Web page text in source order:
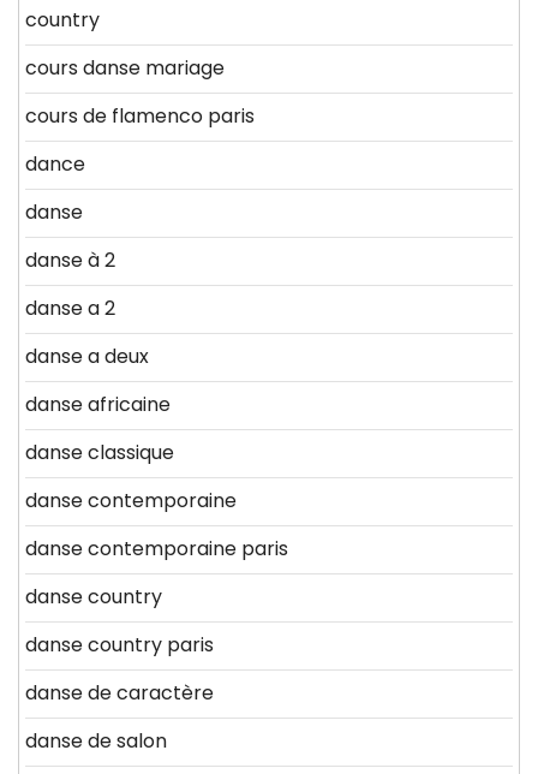
country
cours danse mariage
cours de flamenco paris
dance
danse
danse à 2
danse a 2
danse a deux
danse africaine
danse classique
danse contemporaine
danse contemporaine paris
danse country
danse country paris
danse de caractère
danse de salon